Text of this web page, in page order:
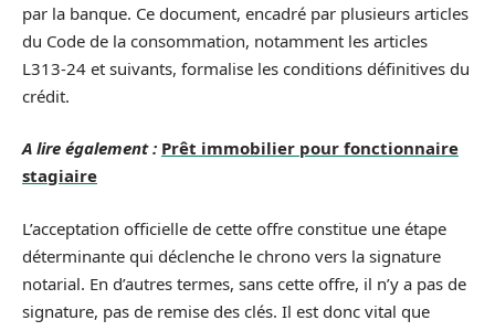
par la banque. Ce document, encadré par plusieurs articles
du Code de la consommation, notamment les articles
L313-24 et suivants, formalise les conditions définitives du
crédit.
A lire également : Prêt immobilier pour fonctionnaire
stagiaire
L’acceptation officielle de cette offre constitue une étape
déterminante qui déclenche le chrono vers la signature
notarial. En d’autres termes, sans cette offre, il n’y a pas de
signature, pas de remise des clés. Il est donc vital que